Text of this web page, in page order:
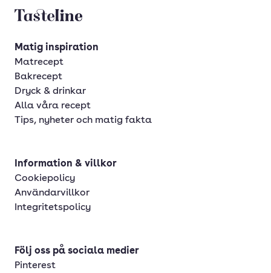
Tasteline startsida
Matig inspiration
Matrecept
Bakrecept
Dryck & drinkar
Alla våra recept
Tips, nyheter och matig fakta
Information & villkor
Cookiepolicy
Användarvillkor
Integritetspolicy
Följ oss på sociala medier
Pinterest